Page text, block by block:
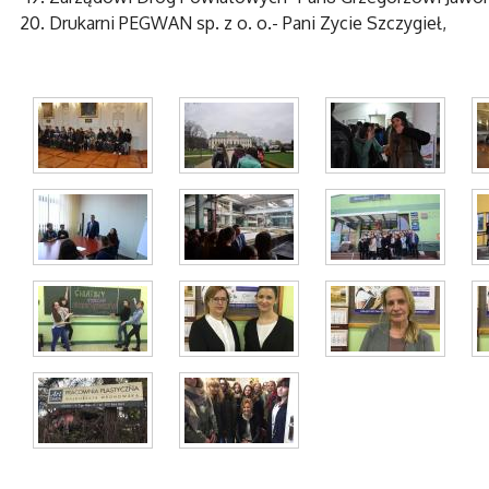
Drukarni PEGWAN sp. z o. o.- Pani Zycie Szczygieł,